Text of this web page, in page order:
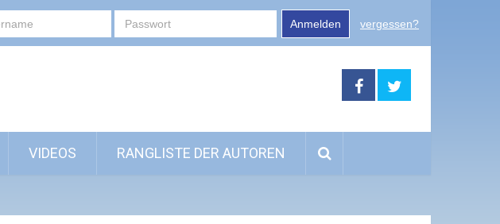
Anmelden vergessen?
VIDEOS RANGLISTE DER AUTOREN